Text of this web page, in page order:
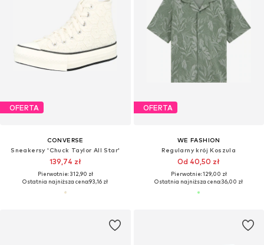
OFERTA
CONVERSE
Sneakersy 'Chuck Taylor All Star'
139,74 zł
Pierwotnie: 312,90 zł
Ostatnia najniższa cena:93,16 zł
OFERTA
WE FASHION
Regularny krój Koszula
Od 40,50 zł
Pierwotnie: 129,00 zł
Ostatnia najniższa cena:36,00 zł